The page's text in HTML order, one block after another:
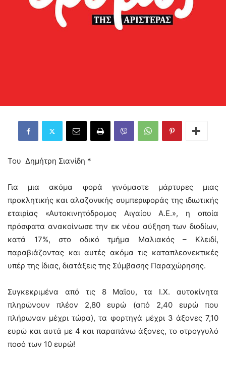
Του Δημήτρη Σιανίδη *
Για μια ακόμα φορά γινόμαστε μάρτυρες μιας
προκλητικής και αλαζονικής συμπεριφοράς της ιδιωτικής
εταιρίας «Αυτοκινητόδρομος Αιγαίου Α.Ε.», η οποία
πρόσφατα ανακοίνωσε την εκ νέου αύξηση των διοδίων,
κατά 17%, στο οδικό τμήμα Μαλιακός – Κλειδί,
παραβιάζοντας και αυτές ακόμα τις καταπλεονεκτικές
υπέρ της ίδιας, διατάξεις της Σύμβασης Παραχώρησης.
Συγκεκριμένα από τις 8 Μαϊου, τα Ι.Χ. αυτοκίνητα
πληρώνουν πλέον 2,80 ευρώ (από 2,40 ευρώ που
πλήρωναν μέχρι τώρα), τα φορτηγά μέχρι 3 άξονες 7,10
ευρώ και αυτά με 4 και παραπάνω άξονες, το στρογγυλό
ποσό των 10 ευρώ!